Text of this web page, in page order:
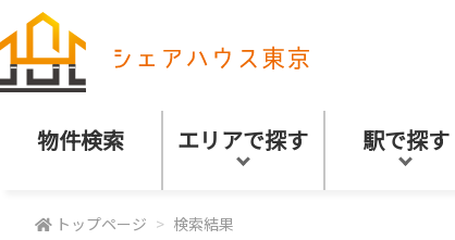
物件検索 エリアで探す 駅で探す
トップページ 検索結果